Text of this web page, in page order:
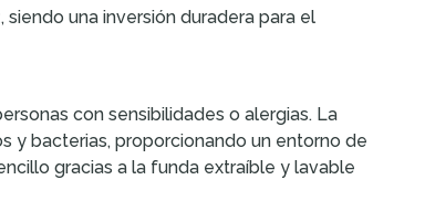
una inversión duradera para el
con sensibilidades o alergias. La
y bacterias, proporcionando un entorno de
gracias a la funda extraíble y lavable